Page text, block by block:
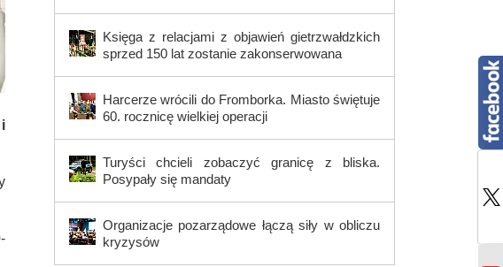
Księga z relacjami z objawień gietrzwałdzkich
sprzed 150 lat zostanie zakonserwowana
Harcerze wrócili do Fromborka. Miasto świętuje
60. rocznicę wielkiej operacji
Turyści chcieli zobaczyć granicę z bliska.
Posypały się mandaty
Organizacje pozarządowe łączą siły w obliczu
kryzysów